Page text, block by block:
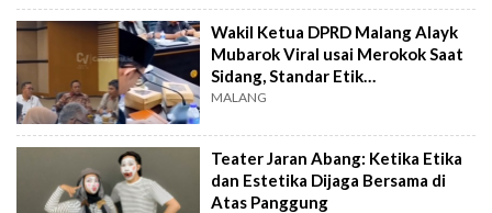
Wakil Ketua DPRD Malang Alayk
Mubarok Viral usai Merokok Saat
Sidang, Standar Etik
Dipertanyakan
MALANG
Teater Jaran Abang: Ketika Etika
dan Estetika Dijaga Bersama di
Atas Panggung